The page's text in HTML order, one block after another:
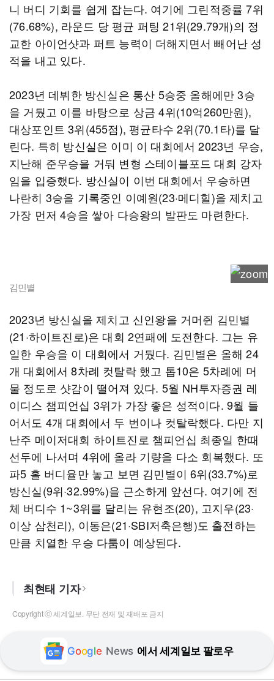
니 버디 기회를 쉽게 잡는다. 여기에 그린적중률 7위
(76.68%), 라운드 당 평균 퍼팅 21위(29.79개)의 정
교한 아이언샷과 퍼트 능력이 더해지면서 빼어난 성
적을 내고 있다.
2023년 데뷔한 방신실은 통산 5승중 올해에만 3승
을 거뒀고 이를 바탕으로 상금 4위(10억260만원),
대상포인트 3위(455점), 평균타수 2위(70.1타)를 달
린다. 특히 방신실은 이미 이 대회에서 2023년 우승,
지난해 준우승을 거둬 변형 스테이블포드 대회 강자
임을 입증했다. 방신실이 이번 대회에서 우승하면
나란히 3승을 기록중인 이예원(23·메디힐)을 제치고
가장 먼저 4승을 쌓아 다승왕의 발판도 마련한다.
김민별
2023년 방신실을 제치고 신인왕을 거머쥔 김민별
(21·하이트진로)은 대회 2연패에 도전한다. 그는 유
일한 우승을 이 대회에서 거뒀다. 김민별은 올해 24
개 대회에서 8차례 컷탈락 했고 톱10은 5차례에 머
물 정도로 샷감이 떨어져 있다. 5월 NH투자증권 레
이디스 챔피언십 3위가 가장 좋은 성적이다. 9월 들
어서도 4개 대회에서 두 번이나 컷탈락했다. 다만 지
난주 메이저대회 하이트진로 챔피언십 최종일 한때
선두에 나서며 4위에 올라 기량을 다소 회복했다. 또
파5 홀 버디율만 놓고 보면 김민별이 6위(33.7%)로
방신실(9위·32.99%)을 근소하게 앞선다. 여기에 전
체 버디수 1~3위를 달리는 유현조(20), 고지우(23·
이상 삼천리), 이동은(21·SBI저축은행)도 출전하는
만큼 치열한 우승 다툼이 예상된다.
최현태 기자
Copyright ⓒ 세계일보. 무단 전재 및 재배포 금지
Google News 에서 세계일보 팔로우